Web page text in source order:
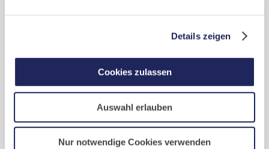
Details zeigen
Cookies zulassen
Auswahl erlauben
Nur notwendige Cookies verwenden
die biblische Geschichten, aber auch Erlebnisse aus dem Dritten
Reich und dem Holocaust erzählen und durch seine Bilder
anschaulich machen. Ebenso flossen seine Erfahrungen aus der
sozialen Arbeit und der Begegnung mit Menschen in die
In seinem Atelier im Kloster sind in den letzten Jahrzehnten
zahlreiche Ölgemälde, Kreuze und Plakate entstanden. In vielen
Klosterbereichen – etwa im Gastflügel – finden sich seine Bilder,